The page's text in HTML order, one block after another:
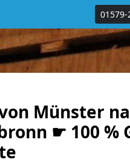
01579-
Münster
☛ 100 %